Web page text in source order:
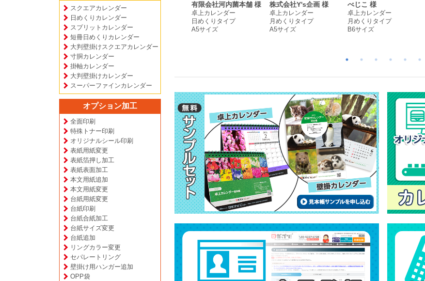
スクエアカレンダー
日めくりカレンダー
スプリットカレンダー
短冊日めくりカレンダー
大判壁掛けスクエアカレンダー
寸胴カレンダー
掛軸カレンダー
大判壁掛けカレンダー
スーパーファインカレンダー
オプション加工
全面印刷
特殊トナー印刷
オリジナルシール印刷
表紙用紙変更
表紙箔押し加工
表紙表面加工
本文用紙追加
本文用紙変更
台紙用紙変更
台紙印刷
台紙合紙加工
台紙サイズ変更
台紙追加
リングカラー変更
セパレートリング
壁掛け用ハンガー追加
OPP袋
おかちゑ 様
卓上カレンダー
月めくりタイプ
株式会社ライトブルー
コンサルティング 様
壁掛けカレンダー
月めくりタイプ
A3サイズ
有限会社河内菌本舗 様
卓上カレンダー
日めくりタイプ
A5サイズ
株式会社Y's企画 様
卓上カレンダー
月めくりタイプ
A5サイズ
べじこ 様
卓上カレンダー
月めくりタイプ
B6サイズ